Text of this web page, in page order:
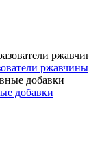
ржавчины
добавки